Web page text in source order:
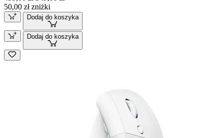
50,00 zł zniżki
Dodaj do koszyka
Dodaj do koszyka